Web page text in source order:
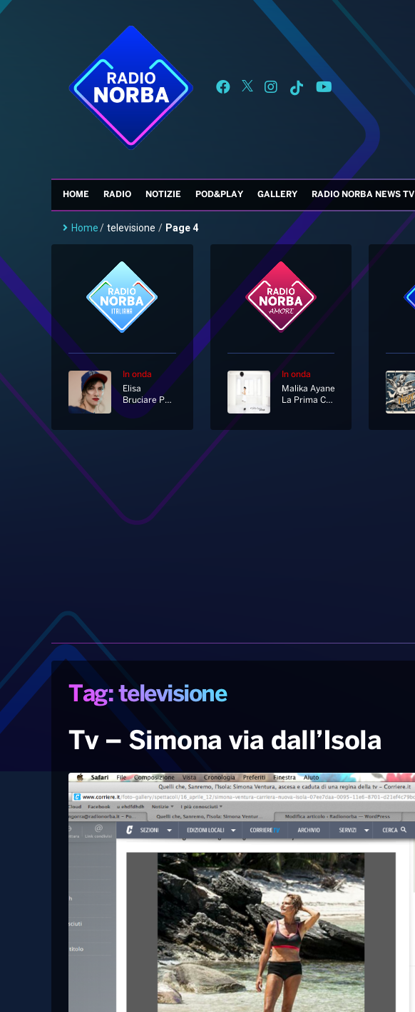
HOME RADIO NOTIZIE POD&PLAY GALLERY RADIO NORBA NEWS TV
Home/ televisione / Page 4
In onda
Elisa
Bruciare Per Te
In onda
Malika Ayane
La Prima Cosa Bella
Tag: televisione
Tv – Simona via dall’Isola